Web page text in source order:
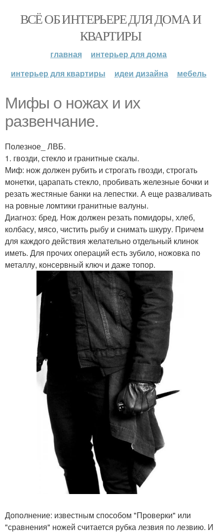
ВСЁ ОБ ИНТЕРЬЕРЕ ДЛЯ ДОМА И
КВАРТИРЫ
главная
интерьер для дома
интерьер для квартиры
идеи дизайна мебель
Мифы о ножах и их
развенчание.
Полезное_ ЛВБ.
1. гвозди, стекло и гранитные скалы.
Миф: нож должен рубить и строгать гвозди, строгать
монетки, царапать стекло, пробивать железные бочки и
резать жестяные банки на лепестки. А еще разваливать
на ровные ломтики гранитные валуны.
Диагноз: бред. Нож должен резать помидоры, хлеб,
колбасу, мясо, чистить рыбу и снимать шкуру. Причем
для каждого действия желательно отдельный клинок
иметь. Для прочих операций есть зубило, ножовка по
металлу, консервный ключ и даже топор.
Дополнение: известным способом "Проверки" или
"сравнения" ножей считается рубка лезвия по лезвию. И